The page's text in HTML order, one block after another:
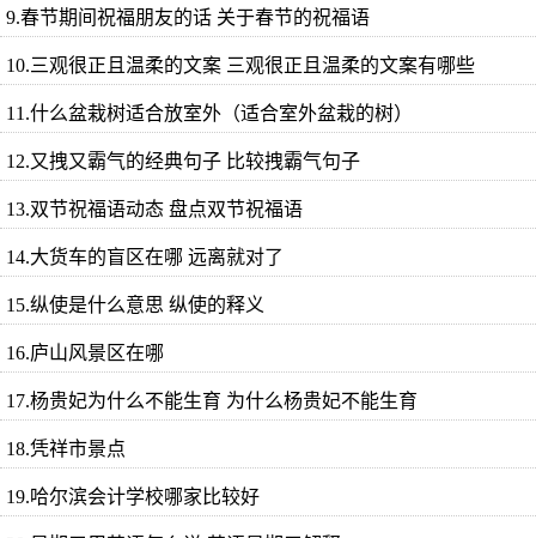
9.春节期间祝福朋友的话 关于春节的祝福语
10.三观很正且温柔的文案 三观很正且温柔的文案有哪些
11.什么盆栽树适合放室外（适合室外盆栽的树）
12.又拽又霸气的经典句子 比较拽霸气句子
13.双节祝福语动态 盘点双节祝福语
14.大货车的盲区在哪 远离就对了
15.纵使是什么意思 纵使的释义
16.庐山风景区在哪
17.杨贵妃为什么不能生育 为什么杨贵妃不能生育
18.凭祥市景点
19.哈尔滨会计学校哪家比较好